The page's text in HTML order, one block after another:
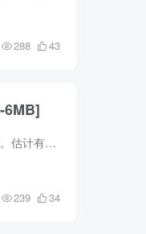
288 43
嘿，各位老铁，今儿个咱得聊点不一样的。估计有些人看到这题目已经懵了，Alina Becker？Tinkerbell？这不就是那个满世界飞来飞去、往别人身上撒金粉的小仙子吗？没错，但今天这位可不止是童话里...
239 34